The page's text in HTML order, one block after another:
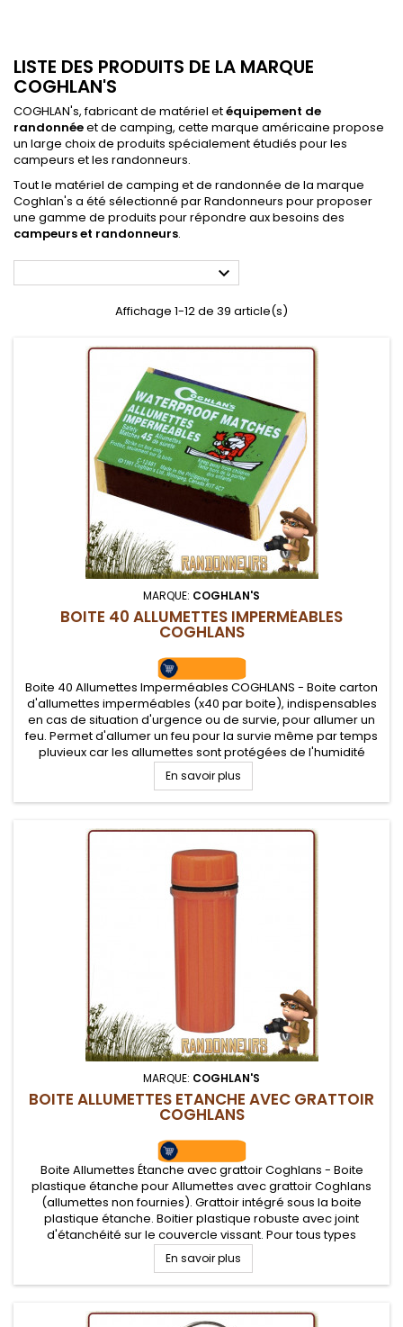
LISTE DES PRODUITS DE LA MARQUE
COGHLAN'S
COGHLAN's, fabricant de matériel etéquipement de
randonnéeet de camping, cette marque américaine propose
un large choix de produits spécialement étudiés pour les
campeurs et les randonneurs.
Tout le matériel de camping et de randonnée de la marque
Coghlan's a été sélectionné par Randonneurs pour proposer
une gamme de produits pour répondre aux besoins des
campeurs et randonneurs.

Affichage 1-12 de 39 article(s)
MARQUE: COGHLAN'S
BOITE 40 ALLUMETTES IMPERMÉABLES
COGHLANS
Boite 40 Allumettes Imperméables COGHLANS - Boite carton
d'allumettes imperméables (x40 par boite), indispensables
en cas de situation d'urgence ou de survie, pour allumer un
feu. Permet d'allumer un feu pour la survie même par temps
pluvieux car les allumettes sont protégées de l'humidité
En savoir plus
MARQUE: COGHLAN'S
BOITE ALLUMETTES ETANCHE AVEC GRATTOIR
COGHLANS
Boite Allumettes Étanche avec grattoir Coghlans - Boite
plastique étanche pour Allumettes avec grattoir Coghlans
(allumettes non fournies). Grattoir intégré sous la boite
plastique étanche. Boitier plastique robuste avec joint
d'étanchéité sur le couvercle vissant. Pour tous types
d'allumettes de survie type tempête.
En savoir plus